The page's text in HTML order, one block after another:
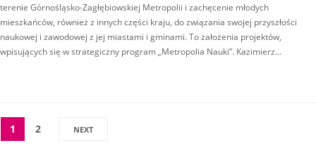
terenie Górnośląsko-Zagłębiowskiej Metropolii i zachęcenie młodych
mieszkańców, również z innych części kraju, do związania swojej przyszłości
naukowej i zawodowej z jej miastami i gminami. To założenia projektów,
wpisujących się w strategiczny program „Metropolia Nauki”. Kazimierz…
1 2 NEXT